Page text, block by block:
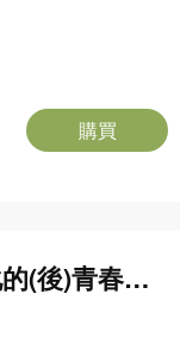
購買
(後)青春歲